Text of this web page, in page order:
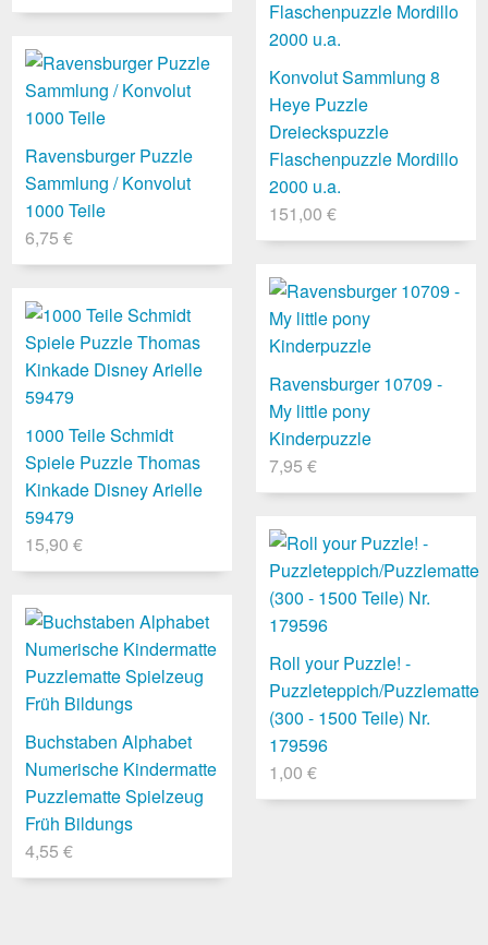
Konvolut Sammlung 8
Heye Puzzle
Dreieckspuzzle
Flaschenpuzzle Mordillo
2000 u.a.
151,00 €
Ravensburger Puzzle
Sammlung / Konvolut
1000 Teile
6,75 €
Ravensburger 10709 -
My little pony
Kinderpuzzle
7,95 €
1000 Teile Schmidt
Spiele Puzzle Thomas
Kinkade Disney Arielle
59479
15,90 €
Roll your Puzzle! -
Puzzleteppich/Puzzlematte
(300 - 1500 Teile) Nr.
179596
1,00 €
Buchstaben Alphabet
Numerische Kindermatte
Puzzlematte Spielzeug
Früh Bildungs
4,55 €